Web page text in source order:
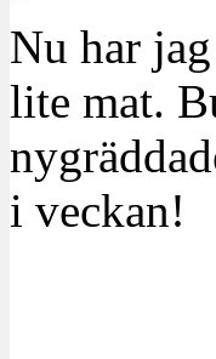
Nu har
lite mat.
i veckan!